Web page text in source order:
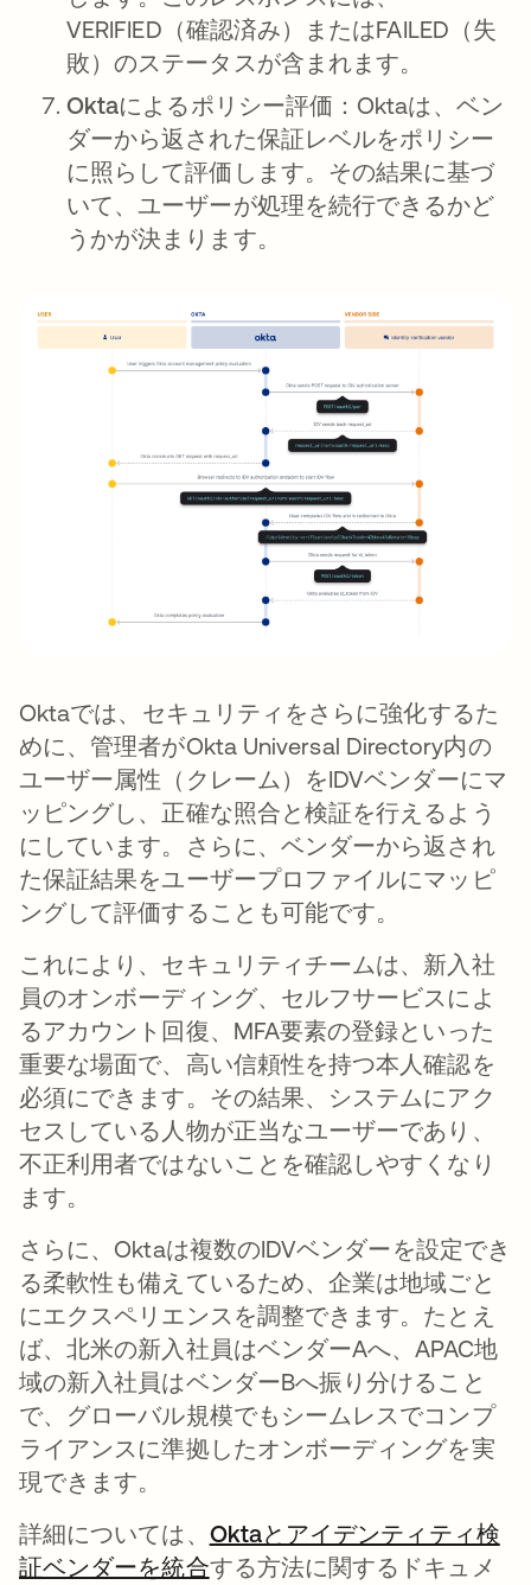
VERIFIED（確認済み）またはFAILED（失
敗）のステータスが含まれます。
Oktaによるポリシー評価： Oktaは、ベン
ダーから返された保証レベルをポリシー
に照らして評価します。その結果に基づ
いて、ユーザーが処理を続行できるかど
うかが決まります。
Oktaでは、セキュリティをさらに強化するた
めに、管理者がOkta Universal Directory内の
ユーザー属性（クレーム）をIDVベンダーにマ
ッピングし、正確な照合と検証を行えるよう
にしています。さらに、ベンダーから返され
た保証結果をユーザープロファイルにマッピ
ングして評価することも可能です。
これにより、セキュリティチームは、新入社
員のオンボーディング、セルフサービスによ
るアカウント回復、MFA要素の登録といった
重要な場面で、高い信頼性を持つ本人確認を
必須にできます。その結果、システムにアク
セスしている人物が正当なユーザーであり、
不正利用者ではないことを確認しやすくなり
ます。
さらに、Oktaは複数のIDVベンダーを設定でき
る柔軟性も備えているため、企業は地域ごと
にエクスペリエンスを調整できます。たとえ
ば、北米の新入社員はベンダーAへ、APAC地
域の新入社員はベンダーBへ振り分けること
で、グローバル規模でもシームレスでコンプ
ライアンスに準拠したオンボーディングを実
現できます。
詳細については、 Oktaとアイデンティティ検
証ベンダーを統合する方法に関するドキュメ